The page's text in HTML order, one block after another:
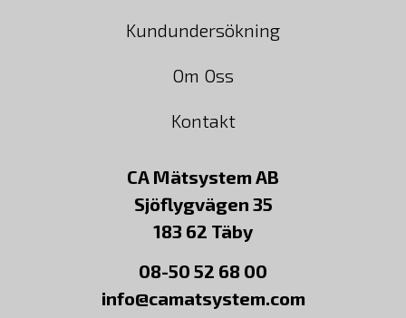
Kundundersökning
Om Oss
Kontakt
CA Mätsystem AB
Sjöflygvägen 35
183 62 Täby
08-50 52 68 00
info@camatsystem.com